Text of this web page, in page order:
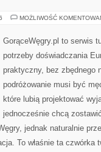
MOŻLIWOŚĆ
GorąceWęgry.pl to serwis
potrzeby doświadczania
praktyczny, bez zbędnego
podróżowanie musi być
które lubią projektować
jednocześnie chcą
jednak naturalnie
To właśnie ta czwórka